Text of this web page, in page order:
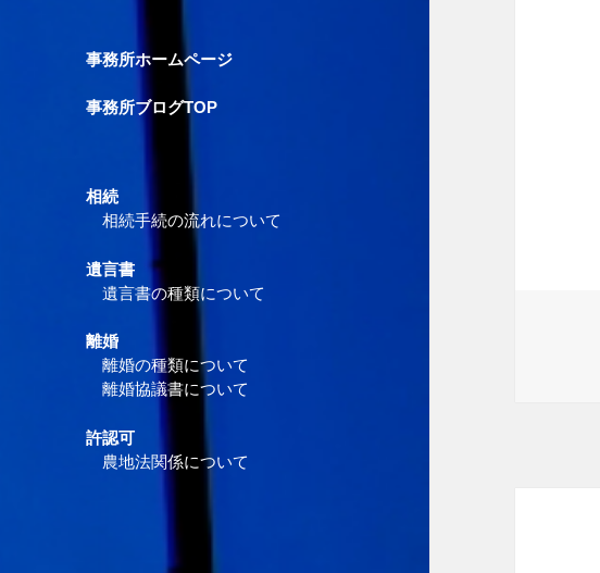
事務所ホームページ
事務所ブログTOP
相続
相続手続の流れについて
遺言書
遺言書の種類について
離婚
離婚の種類について
離婚協議書について
許認可
農地法関係について